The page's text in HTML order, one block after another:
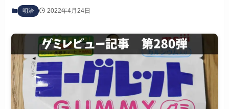
明治 2022年4月24日